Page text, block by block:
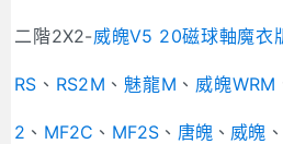
二階2X2-威魄V5 20磁球軸魔衣
RS 、 RS2M 、 魅龍M 、 威魄WRM
2 、 MF2C 、 MF2S 、 唐魄 、 威魄 、